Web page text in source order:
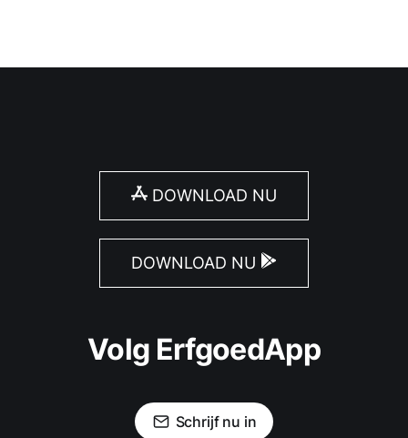
DOWNLOAD NU
DOWNLOAD NU
Volg ErfgoedApp
Schrijf nu in